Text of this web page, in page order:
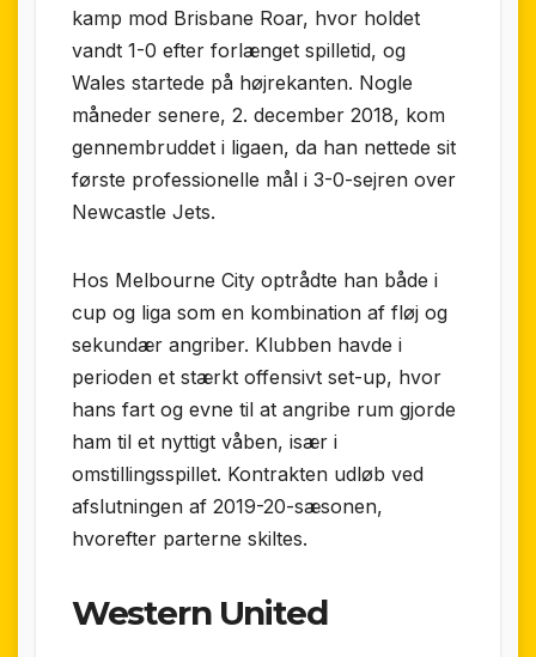
kamp mod Brisbane Roar, hvor holdet
vandt 1-0 efter forlænget spilletid, og
Wales startede på højrekanten. Nogle
måneder senere, 2. december 2018, kom
gennembruddet i ligaen, da han nettede sit
første professionelle mål i 3-0-sejren over
Newcastle Jets.
Hos Melbourne City optrådte han både i
cup og liga som en kombination af fløj og
sekundær angriber. Klubben havde i
perioden et stærkt offensivt set-up, hvor
hans fart og evne til at angribe rum gjorde
ham til et nyttigt våben, især i
omstillingsspillet. Kontrakten udløb ved
afslutningen af 2019-20-sæsonen,
hvorefter parterne skiltes.
Western United